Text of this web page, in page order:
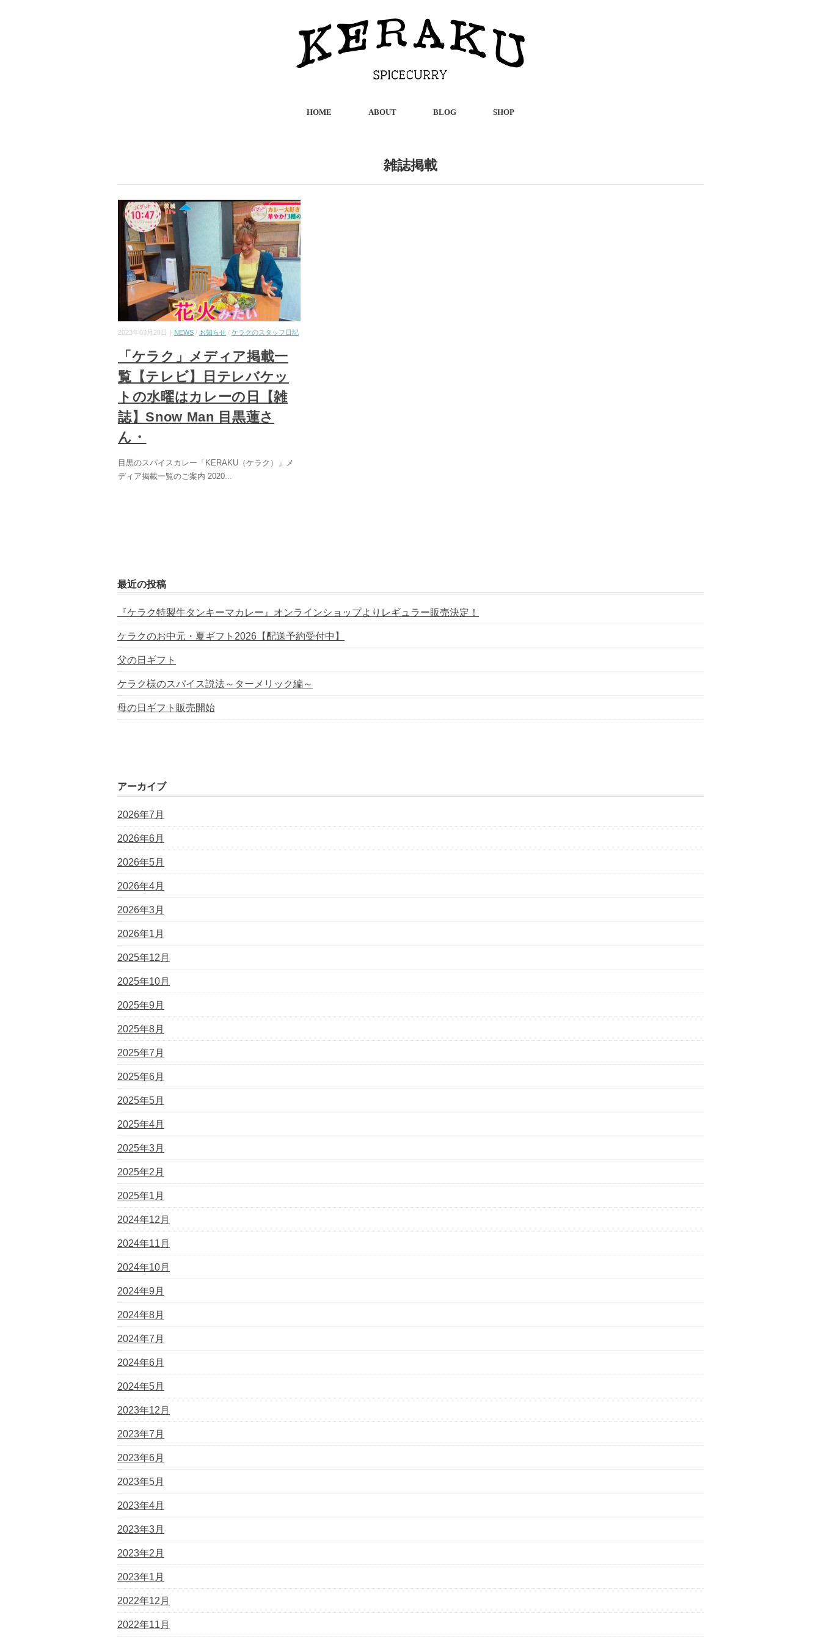
HOME ABOUT BLOG SHOP
雑誌掲載
2023年03月28日｜ NEWS/ お知らせ/ ケラクのスタッフ日記
「ケラク」メディア掲載一
覧【テレビ】日テレバケッ
トの水曜はカレーの日【雑
誌】Snow Man 目黒蓮さ
ん・
目黒のスパイスカレー「KERAKU（ケラク）」メ
ディア掲載一覧のご案内 2020...
最近の投稿
『ケラク特製牛タンキーマカレー』オンラインショップよりレギュラー販売決定！
ケラクのお中元・夏ギフト2026【配送予約受付中】
父の日ギフト
ケラク様のスパイス説法～ターメリック編～
母の日ギフト販売開始
アーカイブ
2026年7月
2026年6月
2026年5月
2026年4月
2026年3月
2026年1月
2025年12月
2025年10月
2025年9月
2025年8月
2025年7月
2025年6月
2025年5月
2025年4月
2025年3月
2025年2月
2025年1月
2024年12月
2024年11月
2024年10月
2024年9月
2024年8月
2024年7月
2024年6月
2024年5月
2023年12月
2023年7月
2023年6月
2023年5月
2023年4月
2023年3月
2023年2月
2023年1月
2022年12月
2022年11月